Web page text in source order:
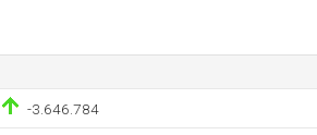
-3.646.784